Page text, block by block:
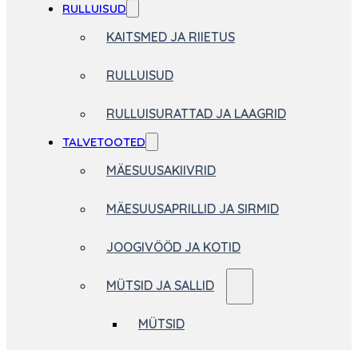
RULLUISUD
KAITSMED JA RIIETUS
RULLUISUD
RULLUISURATTAD JA LAAGRID
TALVETOOTED
MÄESUUSAKIIVRID
MÄESUUSAPRILLID JA SIRMID
JOOGIVÖÖD JA KOTID
MÜTSID JA SALLID
MÜTSID